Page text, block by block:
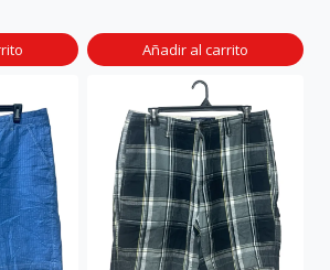
Añadir al carrito